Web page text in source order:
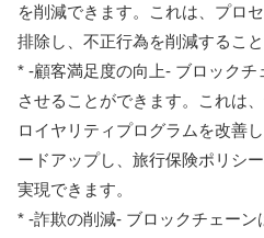
を削減できます。これは、プロ
排除し、不正行為を削減すること
* -顧客満足度の向上- ブロック
させることができます。これは
ロイヤリティプログラムを改善
ードアップし、旅行保険ポリシ
実現できます。
* -詐欺の削減- ブロックチェー